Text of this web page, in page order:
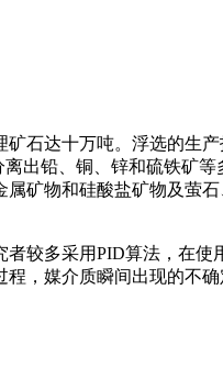
石达十万吨。浮选的生
出铅、铜、锌和硫铁矿等
矿物和硅酸盐矿物及萤
较多采用PID算法，在使
，媒介质瞬间出现的不